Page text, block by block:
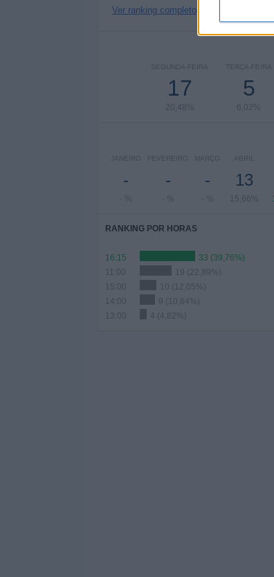
Ver ranking completo
SEGUNDA-FEIRA
17
20,48%
TERÇA-FEIRA
5
6,02%
JANEIRO
-
- %
FEVEREIRO
-
- %
MARÇO
-
- %
ABRIL
13
15,66%
RANKING POR HORAS
16:15
33 (39,76%)
19 (22,89%)
15:00
10 (12,05%)
9 (10,84%)
13:00
4 (4,82%)